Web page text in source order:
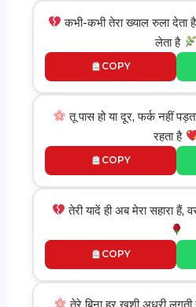
कभी-कभी तेरा ख्याल रुला देता
लेता है
COPY
तू पास हो या दूर, फर्क नहीं
रहता है
COPY
तेरी यादें ही अब मेरा सहारा हैं,
COPY
तेरे बिना हर खुशी अधूरी लगती